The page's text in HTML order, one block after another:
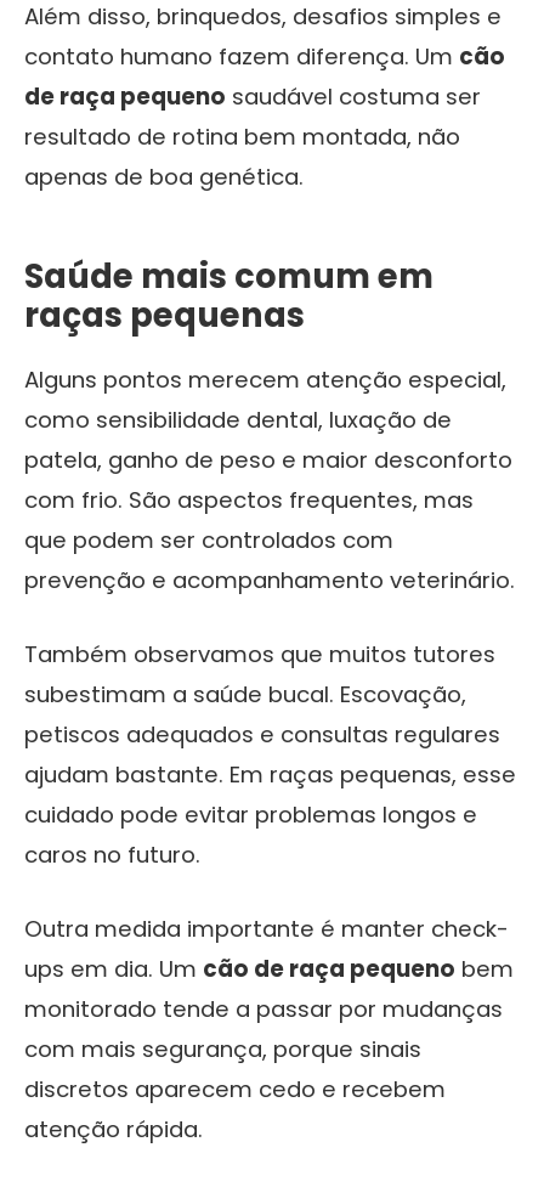
Além disso, brinquedos, desafios simples e
contato humano fazem diferença. Um cão
de raça pequeno saudável costuma ser
resultado de rotina bem montada, não
apenas de boa genética.
Saúde mais comum em
raças pequenas
Alguns pontos merecem atenção especial,
como sensibilidade dental, luxação de
patela, ganho de peso e maior desconforto
com frio. São aspectos frequentes, mas
que podem ser controlados com
prevenção e acompanhamento veterinário.
Também observamos que muitos tutores
subestimam a saúde bucal. Escovação,
petiscos adequados e consultas regulares
ajudam bastante. Em raças pequenas, esse
cuidado pode evitar problemas longos e
caros no futuro.
Outra medida importante é manter check-
ups em dia. Um cão de raça pequeno bem
monitorado tende a passar por mudanças
com mais segurança, porque sinais
discretos aparecem cedo e recebem
atenção rápida.